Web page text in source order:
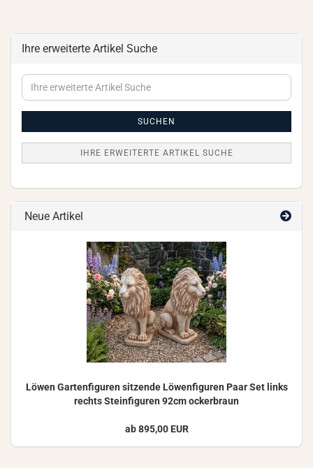
Ihre erweiterte Artikel Suche
Ihre
erweiterte
SUCHEN
IHRE ERWEITERTE ARTIKEL SUCHE
Neue Artikel
Löwen Gar­ten­fi­gu­ren sit­zen­de Lö­wen­fi­gu­ren Paar Set links
rechts Stein­fi­gu­ren 92cm ocker­braun
ab 895,00 EUR